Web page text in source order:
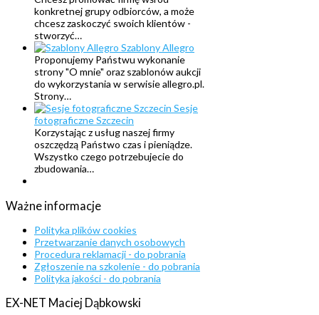
konkretnej grupy odbiorców, a może
chcesz zaskoczyć swoich klientów -
stworzyć…
Szablony Allegro
Proponujemy Państwu wykonanie
strony "O mnie" oraz szablonów aukcji
do wykorzystania w serwisie allegro.pl.
Strony…
Sesje
fotograficzne Szczecin
Korzystając z usług naszej firmy
oszczędzą Państwo czas i pieniądze.
Wszystko czego potrzebujecie do
zbudowania…
Ważne informacje
Polityka plików cookies
Przetwarzanie danych osobowych
Procedura reklamacji - do pobrania
Zgłoszenie na szkolenie - do pobrania
Polityka jakości - do pobrania
EX-NET Maciej Dąbkowski